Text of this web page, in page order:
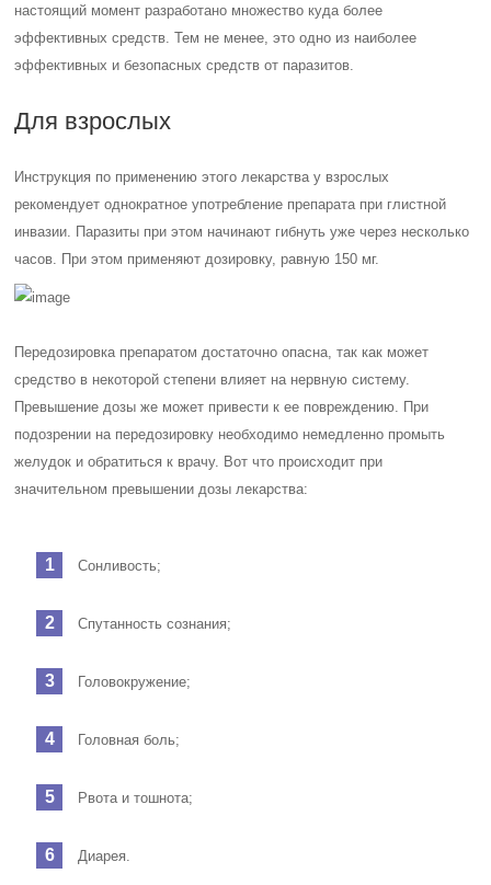
настоящий момент разработано множество куда более
эффективных средств. Тем не менее, это одно из наиболее
эффективных и безопасных средств от паразитов.
Для взрослых
Инструкция по применению этого лекарства у взрослых
рекомендует однократное употребление препарата при глистной
инвазии. Паразиты при этом начинают гибнуть уже через несколько
часов. При этом применяют дозировку, равную 150 мг.
Передозировка препаратом достаточно опасна, так как может
средство в некоторой степени влияет на нервную систему.
Превышение дозы же может привести к ее повреждению. При
подозрении на передозировку необходимо немедленно промыть
желудок и обратиться к врачу. Вот что происходит при
значительном превышении дозы лекарства:
Сонливость;
Спутанность сознания;
Головокружение;
Головная боль;
Рвота и тошнота;
Диарея.